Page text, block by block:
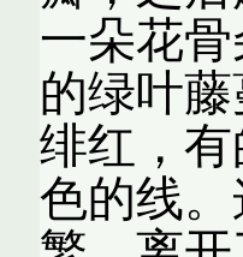
一朵花
的绿叶
绯红，
色的线